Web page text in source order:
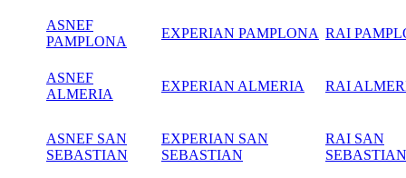
ASNEF
PAMPLONA
EXPERIAN PAMPLONA RAI
ASNEF
ALMERIA
EXPERIAN ALMERIA RAI
ASNEF SAN
SEBASTIAN
EXPERIAN SAN
SEBASTIAN
RAI SAN
SEBASTIAN